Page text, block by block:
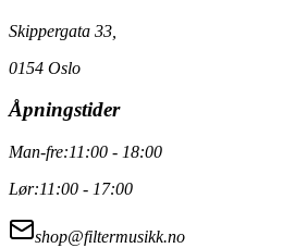
Skippergata 33,
0154 Oslo
Åpningstider
Man-fre:11:00 - 18:00
Lør:11:00 - 17:00
shop@filtermusikk.no